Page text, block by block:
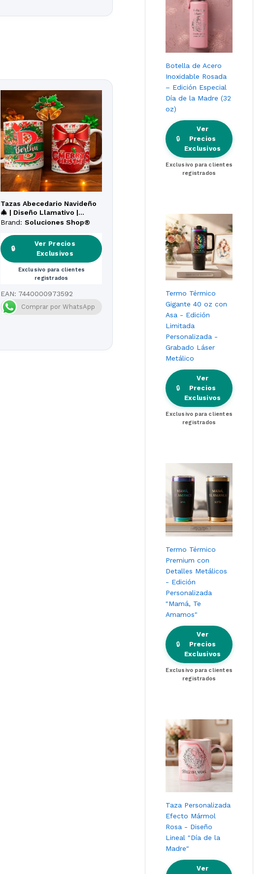
Tazas Abecedario Navideño
🎄 | Diseño Llamativo |
Personalizadas con Tu
Brand: Soluciones Shop®
🔒
Ver Precios
Exclusivos
Exclusivo para clientes
registrados
EAN: 7440000973592
Comprar por WhatsApp
Botella de Acero
Inoxidable Rosada
– Edición Especial
Día de la Madre (32
oz)
🔒
Ver
Precios
Exclusivos
Exclusivo para clientes
registrados
Termo Térmico
Gigante 40 oz con
Asa - Edición
Limitada
Personalizada -
Grabado Láser
Metálico
🔒
Ver
Precios
Exclusivos
Exclusivo para clientes
registrados
Termo Térmico
Premium con
Detalles Metálicos
- Edición
Personalizada
"Mamá, Te
Amamos"
🔒
Ver
Precios
Exclusivos
Exclusivo para clientes
registrados
Taza Personalizada
Efecto Mármol
Rosa - Diseño
Lineal "Día de la
Madre"
Ver